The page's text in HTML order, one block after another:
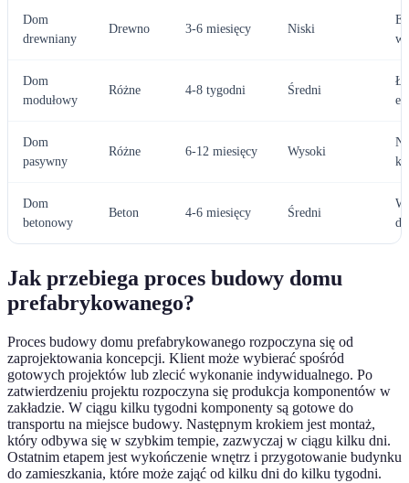
Dom
drewniany
Drewno 3-6 miesięcy Niski
Dom
modułowy
Różne 4-8 tygodni Średni
Dom
pasywny
Różne 6-12 miesięcy Wysoki
Dom
betonowy
Beton 4-6 miesięcy Średni
Jak przebiega proces budowy domu
prefabrykowanego?
Proces budowy domu prefabrykowanego rozpoczyna się od
zaprojektowania koncepcji. Klient może wybierać spośród
gotowych projektów lub zlecić wykonanie indywidualnego. Po
zatwierdzeniu projektu rozpoczyna się produkcja komponentów w
zakładzie. W ciągu kilku tygodni komponenty są gotowe do
transportu na miejsce budowy. Następnym krokiem jest montaż,
który odbywa się w szybkim tempie, zazwyczaj w ciągu kilku dni.
Ostatnim etapem jest wykończenie wnętrz i przygotowanie budynku
do zamieszkania, które może zająć od kilku dni do kilku tygodni.